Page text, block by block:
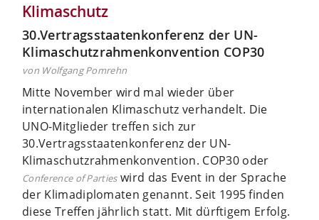
Klimaschutz
30.Vertragsstaatenkonferenz der UN-
Klimaschutzrahmenkonvention COP30
von Wolfgang Pomrehn
Mitte November wird mal wieder über
internationalen Klimaschutz verhandelt. Die
UNO-Mitglieder treffen sich zur
30.Vertragsstaatenkonferenz der UN-
Klimaschutzrahmenkonvention. COP30 oder
Conference of Partieswird das Event in der Sprache
der Klimadiplomaten genannt. Seit 1995 finden
diese Treffen jährlich statt. Mit dürftigem Erfolg.